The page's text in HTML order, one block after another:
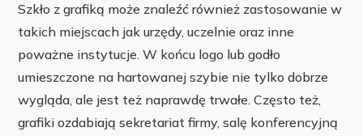
Szkło z grafiką może znaleźć również zastosowanie w
takich miejscach jak urzędy, uczelnie oraz inne
poważne instytucje. W końcu logo lub godło
umieszczone na hartowanej szybie nie tylko dobrze
wygląda, ale jest też naprawdę trwałe. Często też,
grafiki ozdabiają sekretariat firmy, salę konferencyjną